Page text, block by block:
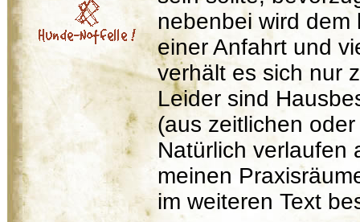
nebenbei wird dem
einer Anfahrt und
verhält es sich nur
Leider sind
(aus zeitlichen
Natürlich verlaufen
meinen
im weiteren Text